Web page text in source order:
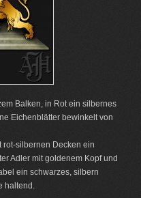
Balken, in Rot ein silbernes
Eichenblätter bewinkelt von
rot-silbernen Decken ein
Adler mit goldenem Kopf und
ein schwarzes, silbern
haltend.